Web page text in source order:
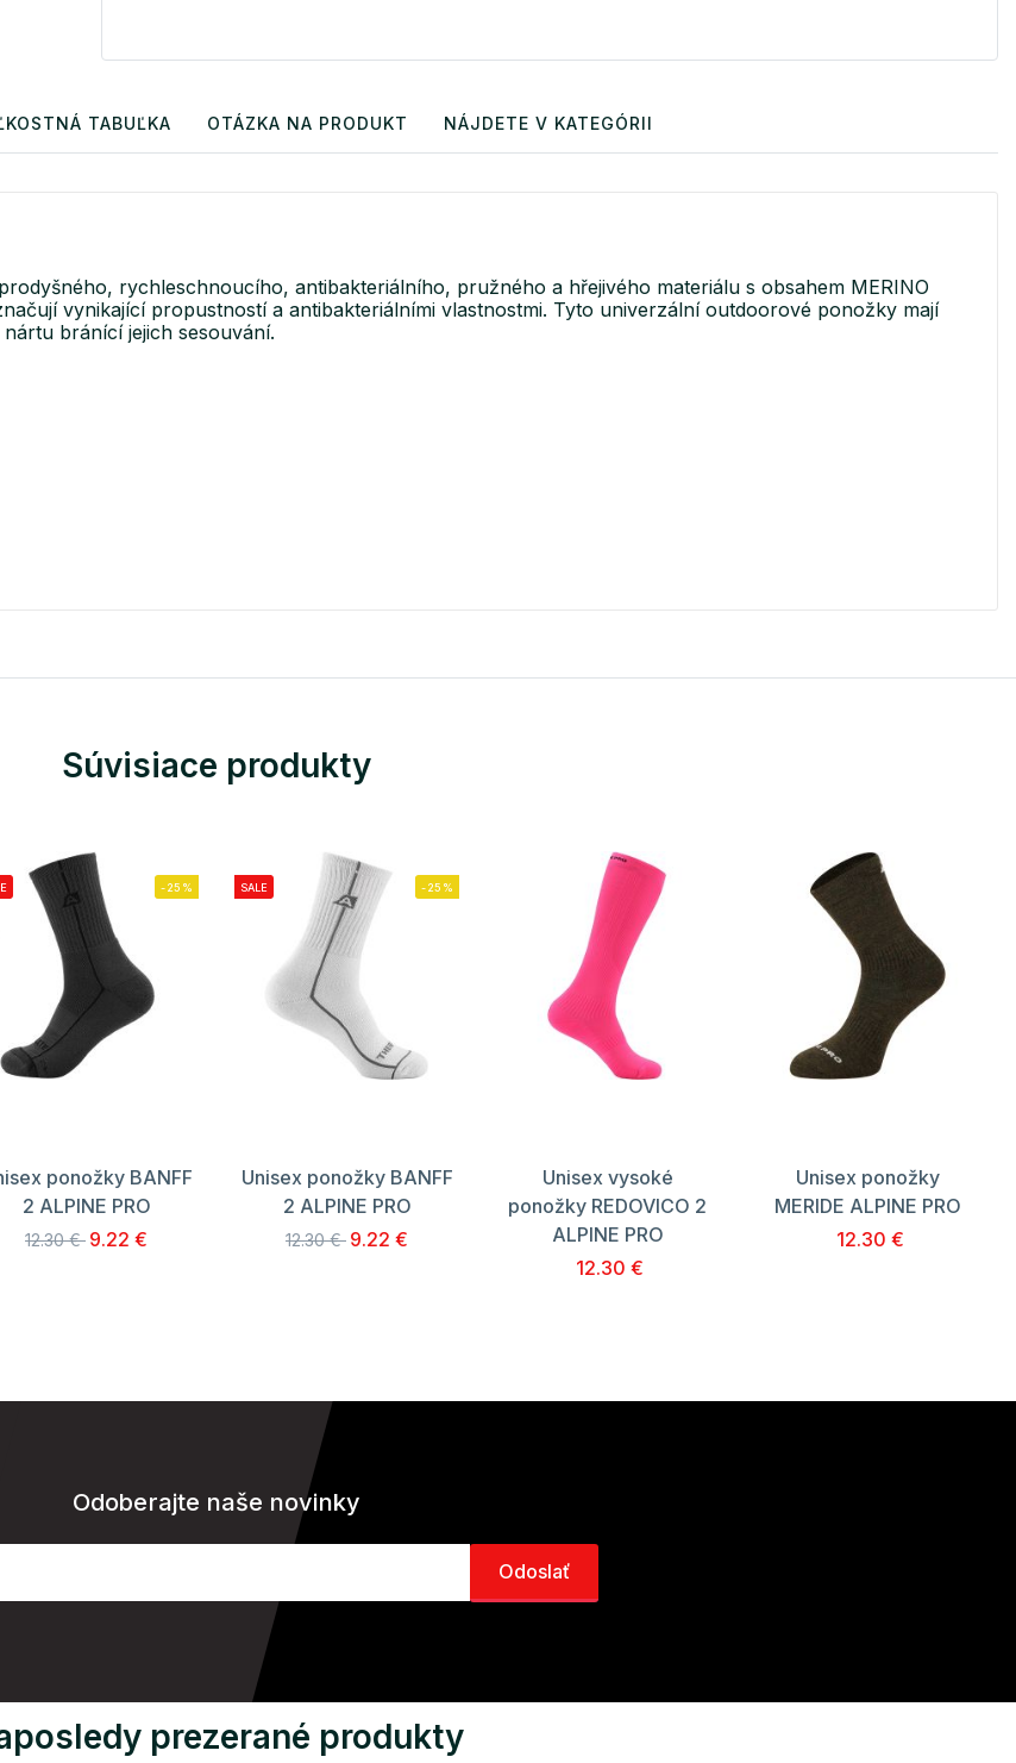
TABUĽKA OTÁZKA NA PRODUKT NÁJDETE V KATEGÓRII
rychleschnoucího, antibakteriálního, pružného a hřejivého materiálu s obsahem MERINO
vynikající propustností a antibakteriálními vlastnostmi. Tyto univerzální outdoorové ponožky mají
bránící jejich sesouvání.
Súvisiace produkty
-25%
ponožky BANFF
2 ALPINE PRO
12.30 € 9.22 €
SALE -25%
Unisex ponožky BANFF
2 ALPINE PRO
12.30 € 9.22 €
Unisex vysoké
ponožky REDOVICO 2
ALPINE PRO
12.30 €
Unisex ponožky
MERIDE ALPINE PRO
12.30 €
Odoberajte naše novinky
prezerané produkty